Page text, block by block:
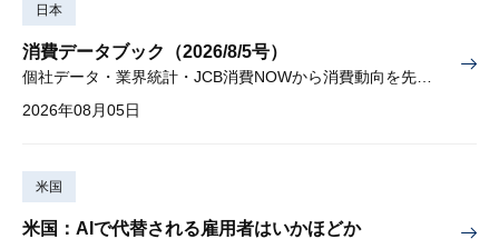
日本
消費データブック（2026/8/5号）
個社データ・業界統計・JCB消費NOWから消費動向を先取り
2026年08月05日
米国
米国：AIで代替される雇用者はいかほどか